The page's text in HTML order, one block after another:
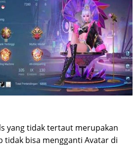
yang tidak tertaut merupakan
tidak bisa mengganti Avatar di